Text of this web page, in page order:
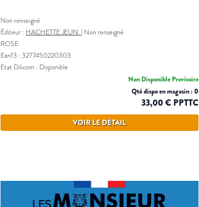
Non renseigné
Éditeur : HACHETTE JEUN. | Non renseigné
ROSE
Ean13 : 3277450220303
Etat Dilicom : Disponible
Non Disponible Provisoire
Qté dispo en magasin : 0
33,00 € PPTTC
VOIR LE DÉTAIL